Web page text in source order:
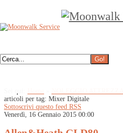
articoli per tag: Mixer Digitale
Sottoscrivi questo feed RSS
Venerdì, 16 Gennaio 2015 00:00